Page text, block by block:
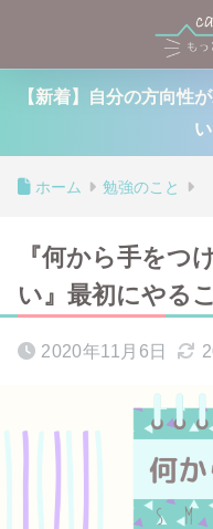
【新着】自分の方向性
ホーム 勉強のこと
『何から手をつ
い』最初にやる
2020年11月6日